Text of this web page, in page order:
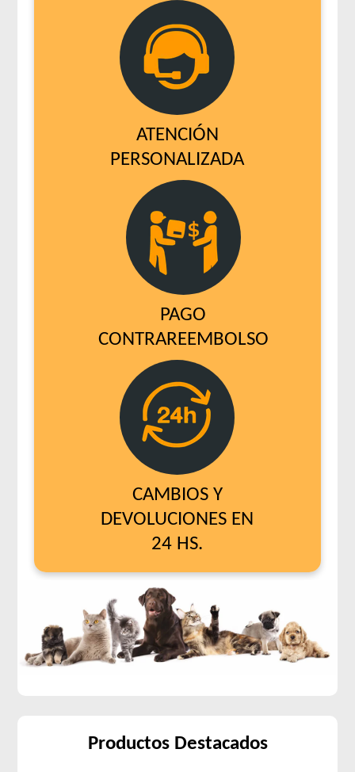
ATENCIÓN
PERSONALIZADA
PAGO
CONTRAREEMBOLSO
CAMBIOS Y
DEVOLUCIONES EN
24 HS.
Productos Destacados